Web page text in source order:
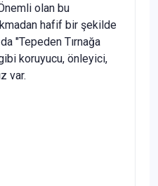
olan bu
hafif bir şekilde
"Tepeden Tırnağa
koruyucu, önleyici,
var.